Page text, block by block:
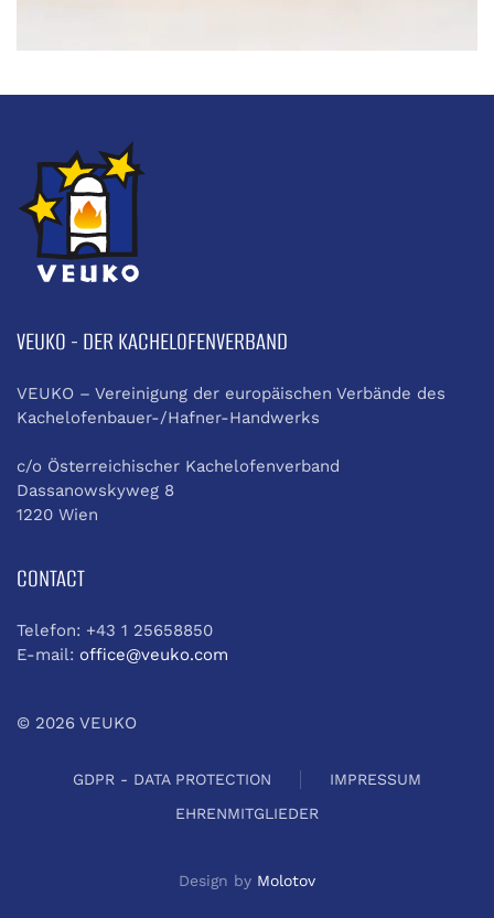
VEUKO - DER KACHELOFENVERBAND
VEUKO – Vereinigung der europäischen Verbände des
Kachelofenbauer-/Hafner-Handwerks
c/o Österreichischer Kachelofenverband
Dassanowskyweg 8
1220 Wien
CONTACT
Telefon: +43 1 25658850
E-mail: office@veuko.com
© 2026 VEUKO
GDPR - DATA PROTECTION
IMPRESSUM
EHRENMITGLIEDER
Design by Molotov